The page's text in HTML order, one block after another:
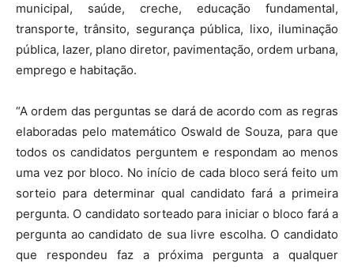
municipal, saúde, creche, educação fundamental,
transporte, trânsito, segurança pública, lixo, iluminação
pública, lazer, plano diretor, pavimentação, ordem urbana,
emprego e habitação.
“A ordem das perguntas se dará de acordo com as regras
elaboradas pelo matemático Oswald de Souza, para que
todos os candidatos perguntem e respondam ao menos
uma vez por bloco. No início de cada bloco será feito um
sorteio para determinar qual candidato fará a primeira
pergunta. O candidato sorteado para iniciar o bloco fará a
pergunta ao candidato de sua livre escolha. O candidato
que respondeu faz a próxima pergunta a qualquer